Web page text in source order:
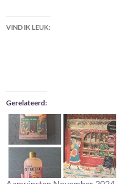
VIND IK LEUK:
Gerelateerd